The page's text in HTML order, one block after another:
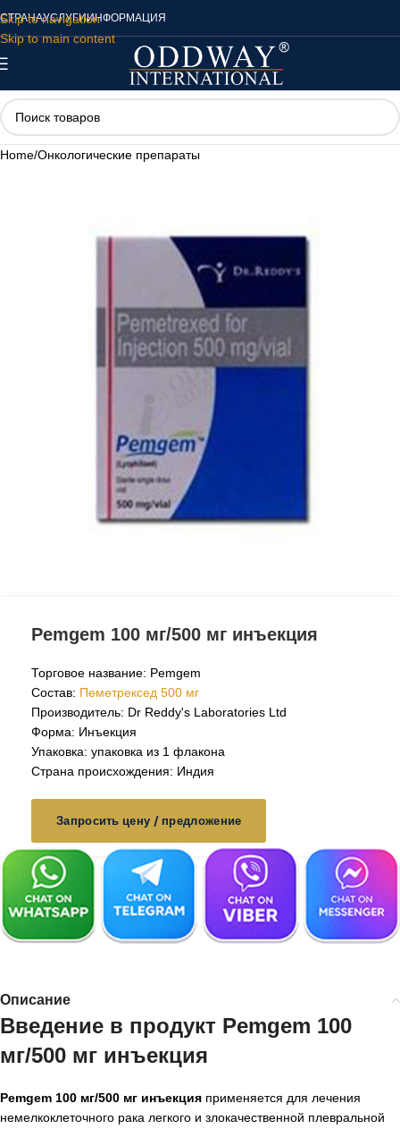
Skip to navigation
Skip to main content
СТРАНАУСЛУГИИНФОРМАЦИЯ
Home/Онкологические препараты
Pemgem 100 мг/500 мг инъекция
Торговое название: Pemgem
Состав: Пеметрексед 500 мг
Производитель: Dr Reddy's Laboratories Ltd
Форма: Инъекция
Упаковка: упаковка из 1 флакона
Страна происхождения: Индия
Запросить цену / предложение
Описание
Введение в продукт Pemgem 100
мг/500 мг инъекция
Pemgem 100 мг/500 мг инъекция применяется для лечения
немелкоклеточного рака легкого и злокачественной плевральной